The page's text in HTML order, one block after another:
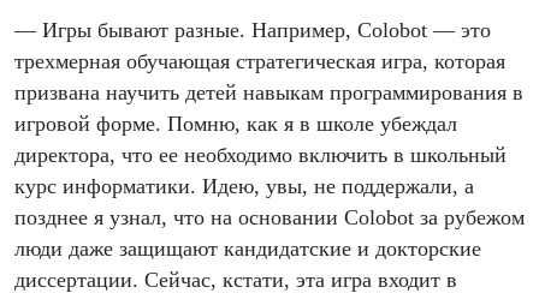
— Игры бывают разные. Например, Colobot — это
трехмерная обучающая стратегическая игра, которая
призвана научить детей навыкам программирования в
игровой форме. Помню, как я в школе убеждал
директора, что ее необходимо включить в школьный
курс информатики. Идею, увы, не поддержали, а
позднее я узнал, что на основании Colobot за рубежом
люди даже защищают кандидатские и докторские
диссертации. Сейчас, кстати, эта игра входит в